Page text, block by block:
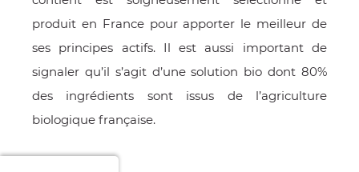
produit en France pour apporter le meilleur de
ses principes actifs. Il est aussi important de
signaler qu’il s’agit d’une solution bio dont 80%
des ingrédients sont issus de l’agriculture
biologique française.